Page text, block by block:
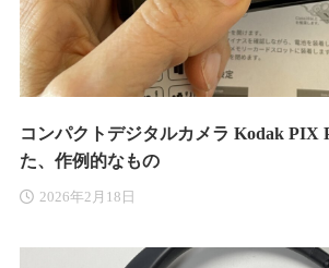
コンパクトデジタルカメラ Kodak PIX
た、作例的なもの
2026年2月18日